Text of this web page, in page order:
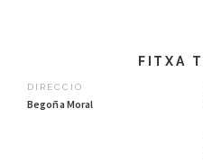
FITXA
DIRECCIÓ
Begoña Moral